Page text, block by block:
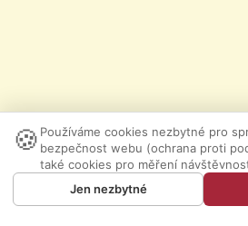
🍪 Používáme cookies nezbytné pro
bezpečnost webu (ochrana proti
také cookies pro měření
Jen nezbytné